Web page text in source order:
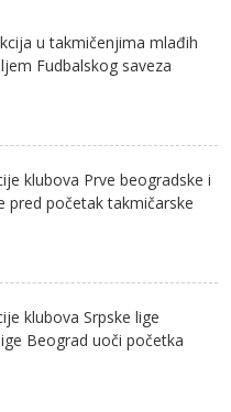
u takmičenjima mlađih
Fudbalskog saveza
klubova Prve beogradske i
pred početak takmičarske
klubova Srpske lige
Beograd uoči početka